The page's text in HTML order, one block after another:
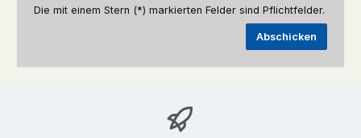
Die mit einem Stern (*) markierten Felder sind Pflichtfelder.
Abschicken